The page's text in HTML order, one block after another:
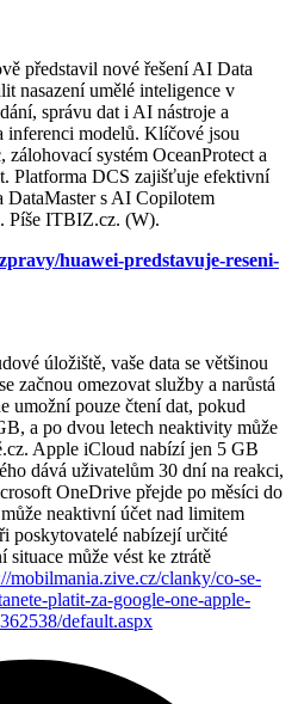
představil nové řešení AI Data
nasazení umělé inteligence v
správu dat i AI nástroje a
inferenci modelů. Klíčové jsou
systém OceanProtect a
Platforma DCS zajišťuje efektivní
s AI Copilotem
Píše ITBIZ.cz. (W).
huawei-predstavuje-reseni-
úložiště, vaše data se většinou
začnou omezovat služby a narůstá
umožní pouze čtení dat, pokud
a po dvou letech neaktivity může
Apple iCloud nabízí jen 5 GB
dává uživatelům 30 dní na reakci,
OneDrive přejde po měsíci do
neaktivní účet nad limitem
poskytovatelé nabízejí určité
situace může vést ke ztrátě
mobilmania.zive.cz/clanky/co-se-
platit-za-google-one-apple-
default.aspx